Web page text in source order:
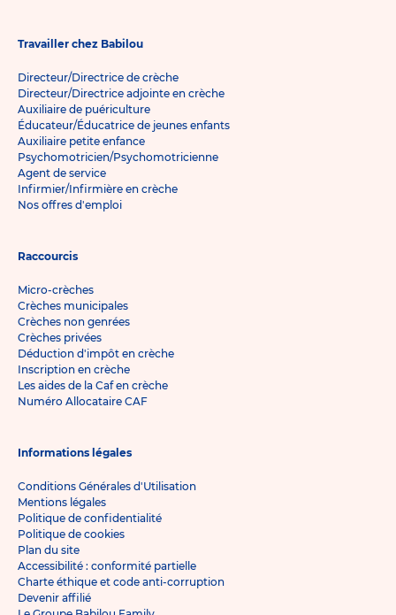
Travailler chez Babilou
Directeur/Directrice de crèche
Directeur/Directrice adjointe en crèche
Auxiliaire de puériculture
Éducateur/Éducatrice de jeunes enfants
Auxiliaire petite enfance
Psychomotricien/Psychomotricienne
Agent de service
Infirmier/Infirmière en crèche
Nos offres d'emploi
Raccourcis
Micro-crèches
Crèches municipales
Crèches non genrées
Crèches privées
Déduction d'impôt en crèche
Inscription en crèche
Les aides de la Caf en crèche
Numéro Allocataire CAF
Informations légales
Conditions Générales d'Utilisation
Mentions légales
Politique de confidentialité
Politique de cookies
Plan du site
Accessibilité : conformité partielle
Charte éthique et code anti-corruption
Devenir affilié